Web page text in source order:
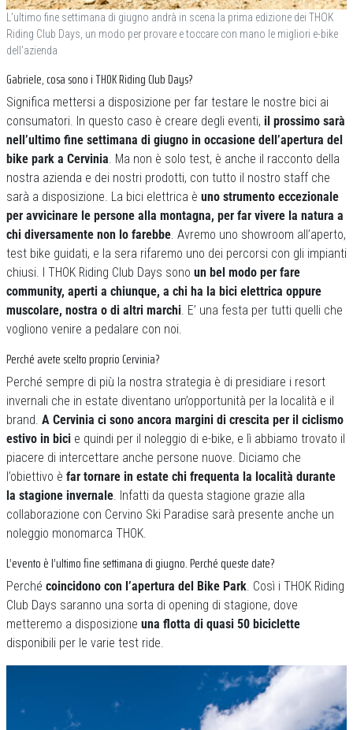
L’ultimo fine settimana di giugno andrà in scena la prima edizione dei THOK
Riding Club Days, un modo per provare e toccare con mano le migliori e-bike
dell’azienda
Gabriele, cosa sono i THOK Riding Club Days?
Significa mettersi a disposizione per far testare le nostre bici ai
consumatori. In questo caso è creare degli eventi, il prossimo sarà
nell’ultimo fine settimana di giugno in occasione dell’apertura del
bike park a Cervinia. Ma non è solo test, è anche il racconto della
nostra azienda e dei nostri prodotti, con tutto il nostro staff che
sarà a disposizione. La bici elettrica è uno strumento eccezionale
per avvicinare le persone alla montagna, per far vivere la natura a
chi diversamente non lo farebbe. Avremo uno showroom all’aperto,
test bike guidati, e la sera rifaremo uno dei percorsi con gli impianti
chiusi. I THOK Riding Club Days sono un bel modo per fare
community, aperti a chiunque, a chi ha la bici elettrica oppure
muscolare, nostra o di altri marchi. E’ una festa per tutti quelli che
vogliono venire a pedalare con noi.
Perché avete scelto proprio Cervinia?
Perché sempre di più la nostra strategia è di presidiare i resort
invernali che in estate diventano un’opportunità per la località e il
brand. A Cervinia ci sono ancora margini di crescita per il ciclismo
estivo in bici e quindi per il noleggio di e-bike, e lì abbiamo trovato il
piacere di intercettare anche persone nuove. Diciamo che
l’obiettivo è far tornare in estate chi frequenta la località durante
la stagione invernale. Infatti da questa stagione grazie alla
collaborazione con Cervino Ski Paradise sarà presente anche un
noleggio monomarca THOK.
L’evento è l’ultimo fine settimana di giugno. Perché queste date?
Perché coincidono con l’apertura del Bike Park. Così i THOK Riding
Club Days saranno una sorta di opening di stagione, dove
metteremo a disposizione una flotta di quasi 50 biciclette
disponibili per le varie test ride.